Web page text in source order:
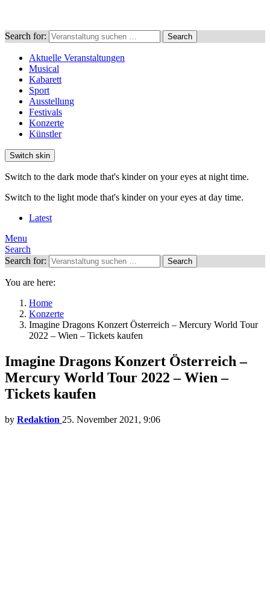
Search for: Search
Aktuelle Veranstaltungen
Musical
Kabarett
Sport
Ausstellung
Festivals
Konzerte
Künstler
Switch skin
Switch to the dark mode that's kinder on your eyes at night time.
Switch to the light mode that's kinder on your eyes at day time.
Latest
Menu
Search
Search for:
Search
You are here:
Home
Konzerte
Imagine Dragons Konzert Österreich – Mercury World Tour
2022 – Wien – Tickets kaufen
Imagine Dragons Konzert Österreich –
Mercury World Tour 2022 – Wien –
Tickets kaufen
by Redaktion 25. November 2021, 9:06